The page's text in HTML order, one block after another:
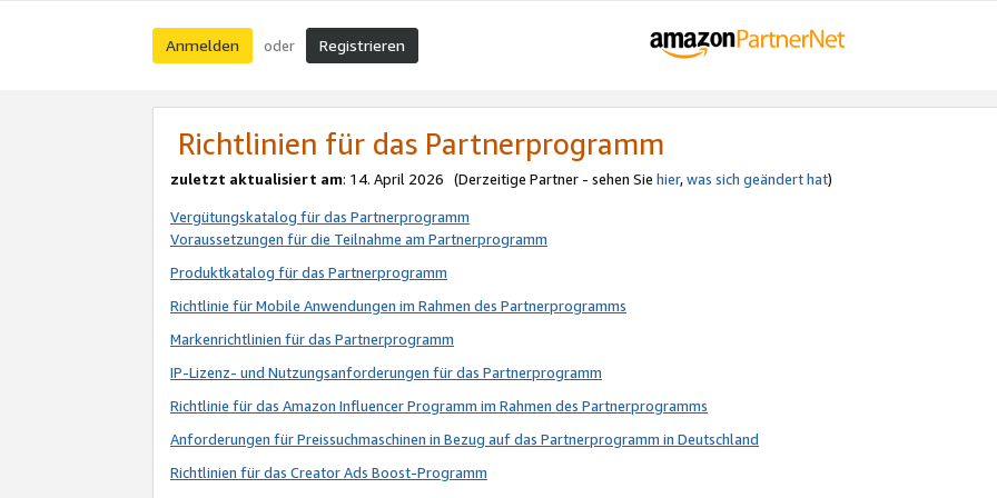
Anmelden oder Registrieren
Richtlinien für das Partnerprogramm
zuletzt aktualisiert am: 14. April 2026 (Derzeitige Partner - sehen Sie hier,was sich geändert hat)
Vergütungskatalog für das Partnerprogramm
Voraussetzungen für die Teilnahme am Partnerprogramm
Produktkatalog für das Partnerprogramm
Richtlinie für Mobile Anwendungen im Rahmen des Partnerprogramms
Markenrichtlinien für das Partnerprogramm
IP-Lizenz- und Nutzungsanforderungen für das Partnerprogramm
Richtlinie für das Amazon Influencer Programm im Rahmen des Partnerprogramms
Anforderungen für Preissuchmaschinen in Bezug auf das Partnerprogramm in Deutschland
Richtlinien für das Creator Ads Boost-Programm